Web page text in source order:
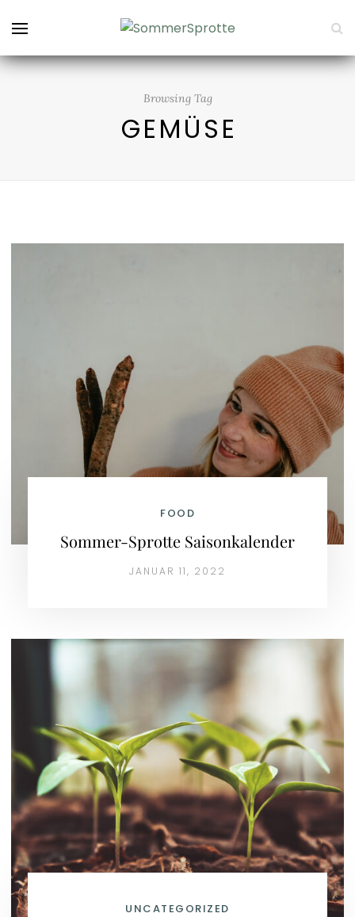
Browsing Tag
GEMÜSE
FOOD
Sommer-Sprotte Saisonkalender
JANUAR 11, 2022
UNCATEGORIZED